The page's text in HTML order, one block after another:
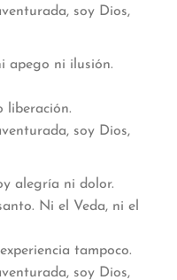
soy Dios,
apego ni ilusión.
liberación.
soy Dios,
alegría ni dolor.
Ni el Veda, ni el
tampoco.
soy Dios,